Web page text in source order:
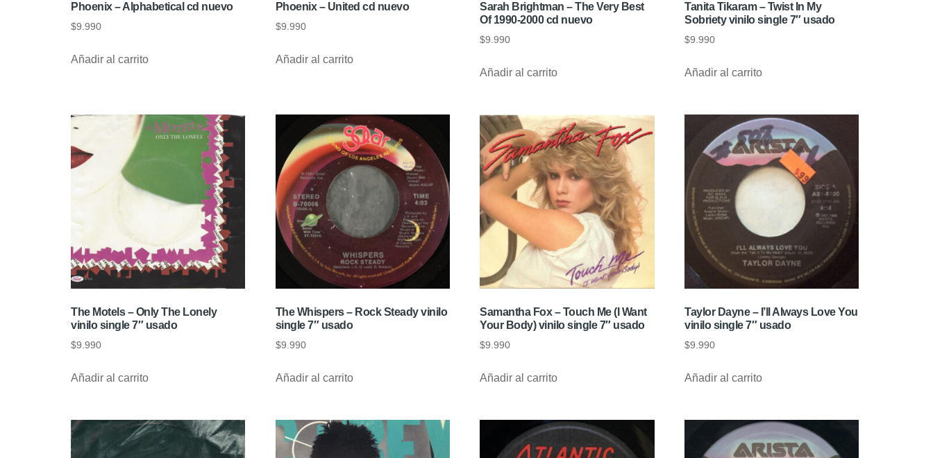
Phoenix – Alphabetical cd nuevo
$9.990
Añadir al carrito
Phoenix – United cd nuevo
$9.990
Añadir al carrito
Sarah Brightman – The Very Best
Of 1990-2000 cd nuevo
$9.990
Añadir al carrito
Tanita Tikaram – Twist In My
Sobriety vinilo single 7″ usado
$9.990
Añadir al carrito
The Motels – Only The Lonely
vinilo single 7″ usado
$9.990
Añadir al carrito
The Whispers – Rock Steady vinilo
single 7″ usado
$9.990
Añadir al carrito
Samantha Fox – Touch Me (I Want
Your Body) vinilo single 7″ usado
$9.990
Añadir al carrito
Taylor Dayne – I’ll Always Love You
vinilo single 7″ usado
$9.990
Añadir al carrito